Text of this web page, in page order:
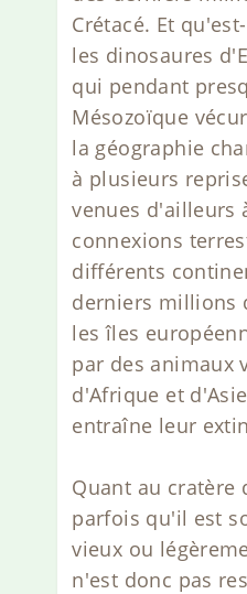
Crétacé. Et
les dinosaures
qui pendant
Mésozoïque
la géographie
à plusieurs
venues d'ailleurs
connexions
différents
derniers millions
les îles
par des animaux
d'Afrique et
entraîne leur
Quant au cratère
parfois qu'il est
vieux ou
n'est donc pas